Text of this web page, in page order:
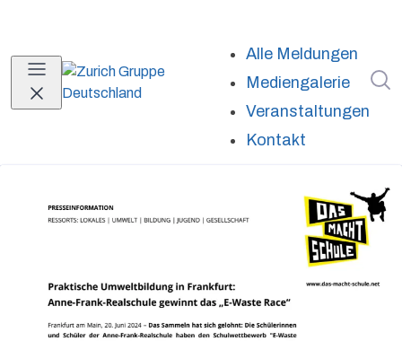
Alle Meldungen
Mediengalerie
Veranstaltungen
Kontakt